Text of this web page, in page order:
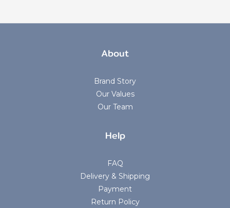
About
Brand Story
Our Values
Our Team
Help
FAQ
Delivery & Shipping
Payment
Return Policy